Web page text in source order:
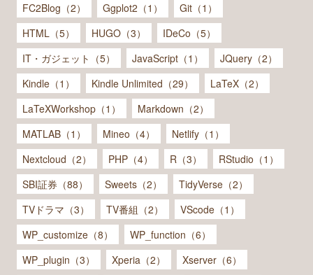
FC2Blog（2）
Ggplot2（1）
Git（1）
HTML（5）
HUGO（3）
IDeCo（5）
IT・ガジェット（5）
JavaScript（1）
JQuery（2）
Kindle（1）
Kindle Unlimited（29）
LaTeX（2）
LaTeXWorkshop（1）
Markdown（2）
MATLAB（1）
Mineo（4）
Netlify（1）
Nextcloud（2）
PHP（4） R（3）
RStudio（1）
SBI証券（88）
Sweets（2）
TidyVerse（2）
TVドラマ（3）
TV番組（2）
VScode（1）
WP_customize（8）
WP_function（6）
WP_plugin（3）
Xperia（2）
Xserver（6）